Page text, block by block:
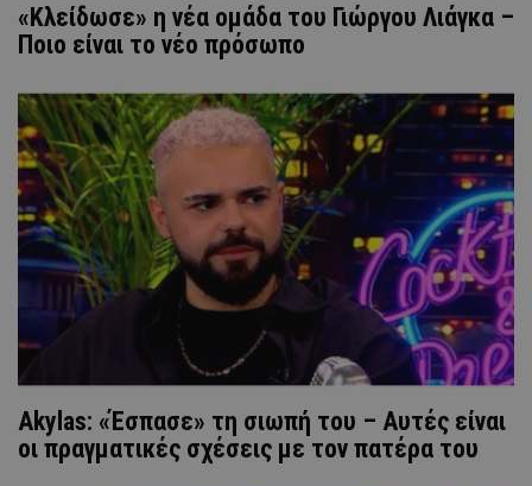
«Κλείδωσε» η νέα ομάδα του Γιώργου Λιάγκα –
Ποιο είναι το νέο πρόσωπο
Akylas: «Έσπασε» τη σιωπή του – Αυτές είναι
οι πραγματικές σχέσεις με τον πατέρα του